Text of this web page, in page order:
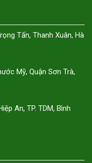
Tấn, Thanh Xuân, Hà
Mỹ, Quận Sơn Trà,
An, TP. TDM, Bình